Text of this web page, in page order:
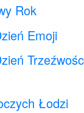
Rok
Emoji
Łodzi